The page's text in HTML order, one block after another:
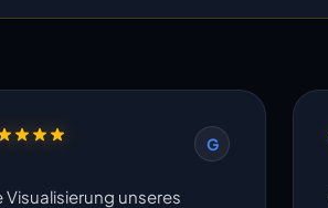
G
Visualisierung unseres